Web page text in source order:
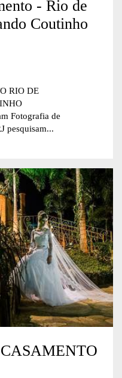
- Rio de
Coutinho
RIO DE
Fotografia de
pesquisam...